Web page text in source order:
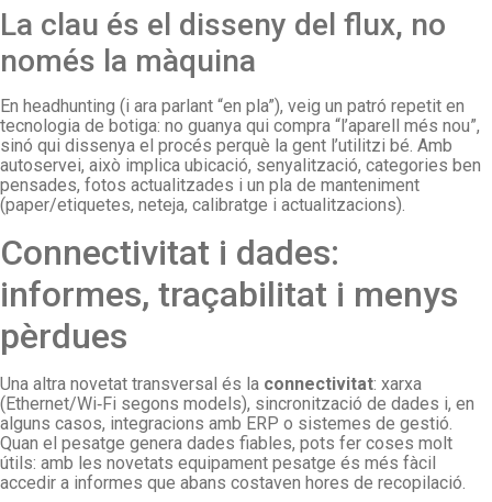
La clau és el disseny del flux, no
només la màquina
En headhunting (i ara parlant “en pla”), veig un patró repetit en
tecnologia de botiga: no guanya qui compra “l’aparell més nou”,
sinó qui dissenya el procés perquè la gent l’utilitzi bé. Amb
autoservei, això implica ubicació, senyalització, categories ben
pensades, fotos actualitzades i un pla de manteniment
(paper/etiquetes, neteja, calibratge i actualitzacions).
Connectivitat i dades:
informes, traçabilitat i menys
pèrdues
Una altra novetat transversal és la connectivitat: xarxa
(Ethernet/Wi‑Fi segons models), sincronització de dades i, en
alguns casos, integracions amb ERP o sistemes de gestió.
Quan el pesatge genera dades fiables, pots fer coses molt
útils: amb les novetats equipament pesatge és més fàcil
accedir a informes que abans costaven hores de recopilació.